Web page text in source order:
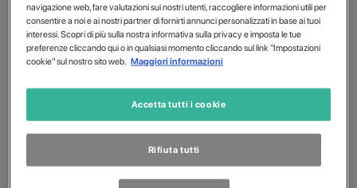
navigazione web, fare valutazioni sui nostri utenti, raccogliere informazioni utili per
consentire a noi e ai nostri partner di fornirti annunci personalizzati in base ai tuoi
interessi. Scopri di più sulla nostra informativa sulla privacy e imposta le tue
preferenze cliccando qui o in qualsiasi momento cliccando sul link "Impostazioni
cookie" sul nostro sito web. Maggiori informazioni
Rifiuta tutti
Accetta tutti i cookie